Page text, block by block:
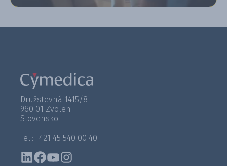
Družstevná 1415/8
960 01 Zvolen
Slovensko
Tel.: +421 45 540 00 40